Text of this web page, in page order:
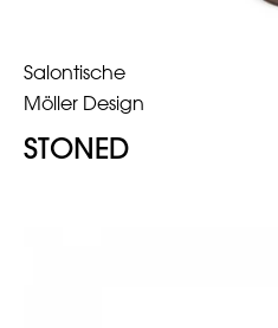
Salontische
Möller Design
STONED